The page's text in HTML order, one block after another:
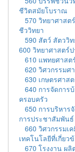
ชีวิตสมัยโบราณ
570 วิทยาศาสต
ชีววิทยา
590 สัตว์ สัตววิท
600 วิทยาศาสตร์
610 แพทยศาสต
620 วิศวกรรมศ
630 เกษตรศาส
640 การจัดการ
ครอบครัว
650 การบริหาร
การประชาสัมพันธ์
660 วิศวกรรมเ
เทคโนโลยีที่เกี่ยว
670 โรงงาน ผ